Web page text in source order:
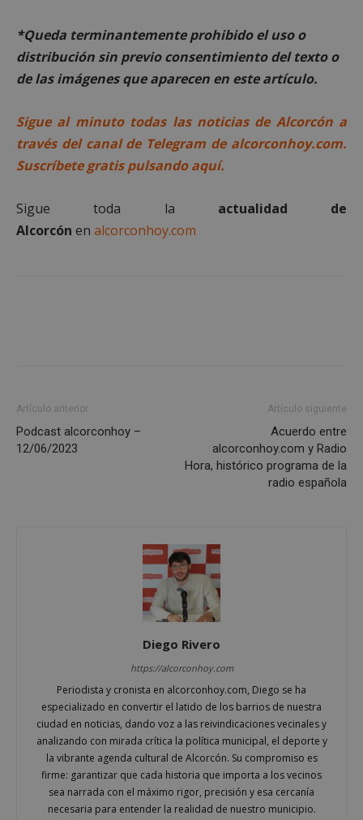
*Queda terminantemente prohibido el uso o
distribución sin previo consentimiento del texto o
de las imágenes que aparecen en este artículo.
Sigue al minuto todas las noticias de Alcorcón a
través del canal de Telegram de alcorconhoy.com.
Suscríbete gratis pulsando aquí.
Sigue toda la actualidad de
Alcorcón en alcorconhoy.com
Artículo anterior
Podcast alcorconhoy –
12/06/2023
Artículo siguiente
Acuerdo entre
alcorconhoy.com y Radio
Hora, histórico programa de la
radio española
Diego Rivero
https://alcorconhoy.com
Periodista y cronista en alcorconhoy.com, Diego se ha
especializado en convertir el latido de los barrios de nuestra
ciudad en noticias, dando voz a las reivindicaciones vecinales y
analizando con mirada crítica la política municipal, el deporte y
la vibrante agenda cultural de Alcorcón. Su compromiso es
firme: garantizar que cada historia que importa a los vecinos
sea narrada con el máximo rigor, precisión y esa cercanía
necesaria para entender la realidad de nuestro municipio.
Cookies de
Cookies no clasificadas
Cookies de rendimiento
Cookies de preferencias
PHPSESSID Sesión
AWSALBCORS
Amazon.com
Inc.
embed.bsky.app
1 semana